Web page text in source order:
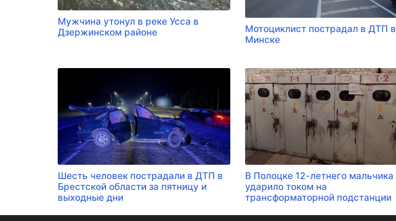
Мужчина утонул в реке Усса в
Дзержинском районе
Мотоциклист пострадал в ДТП в
Минске
Шесть человек пострадали в ДТП в
Брестской области за пятницу и
выходные дни
В Полоцке 12-летнего мальчика
ударило током на
трансформаторной подстанции